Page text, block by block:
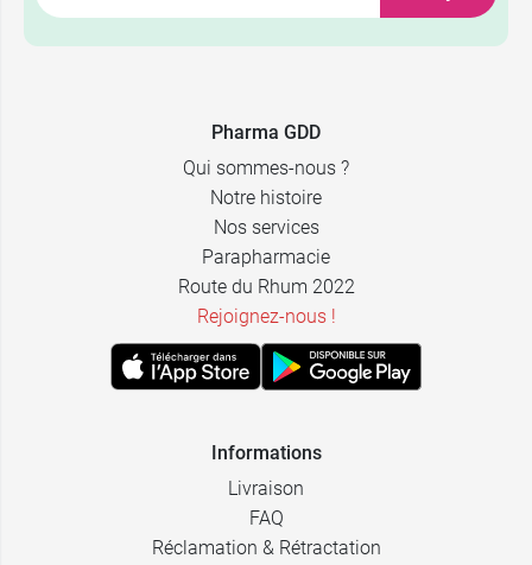
Pharma GDD
Qui sommes-nous ?
Notre histoire
Nos services
Parapharmacie
Route du Rhum 2022
Rejoignez-nous !
Informations
Livraison
FAQ
Réclamation & Rétractation